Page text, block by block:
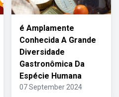
é Amplamente
Conhecida A Grande
Diversidade
Gastronômica Da
Espécie Humana
07 September 2024